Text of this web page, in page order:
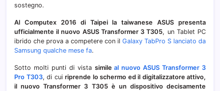
sostegno.
Al Computex 2016 di Taipei la taiwanese ASUS presenta
ufficialmente il nuovo ASUS Transformer 3 T305, un Tablet PC
ibrido che prova a competere con il Galaxy TabPro S lanciato da
Samsung qualche mese fa.
Sotto molti punti di vista simileal nuovo ASUS Transformer 3
Pro T303, di cui riprende lo schermo ed il digitalizzatore attivo,
il nuovo Transformer 3 T305 è un dispositivo decisamente